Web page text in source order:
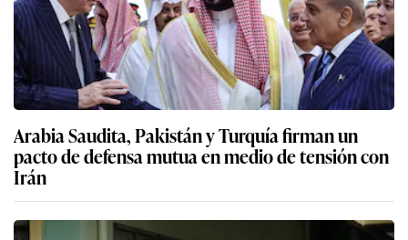
Arabia Saudita, Pakistán y Turquía firman un
pacto de defensa mutua en medio de tensión con
Irán